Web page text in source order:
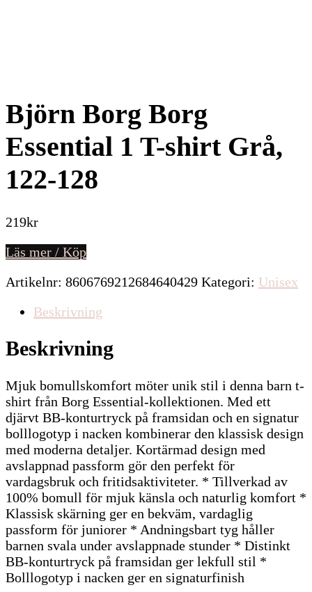
Björn Borg Borg
Essential 1 T-shirt Grå,
122-128
219kr
Läs mer / Köp
Artikelnr: 8606769212684640429 Kategori: Unisex
Beskrivning
Beskrivning
Mjuk bomullskomfort möter unik stil i denna barn t-
shirt från Borg Essential-kollektionen. Med ett
djärvt BB-konturtryck på framsidan och en signatur
bolllogotyp i nacken kombinerar den klassisk design
med moderna detaljer. Kortärmad design med
avslappnad passform gör den perfekt för
vardagsbruk och fritidsaktiviteter. * Tillverkad av
100% bomull för mjuk känsla och naturlig komfort *
Klassisk skärning ger en bekväm, vardaglig
passform för juniorer * Andningsbart tyg håller
barnen svala under avslappnade stunder * Distinkt
BB-konturtryck på framsidan ger lekfull stil *
Bolllogotyp i nacken ger en signaturfinish